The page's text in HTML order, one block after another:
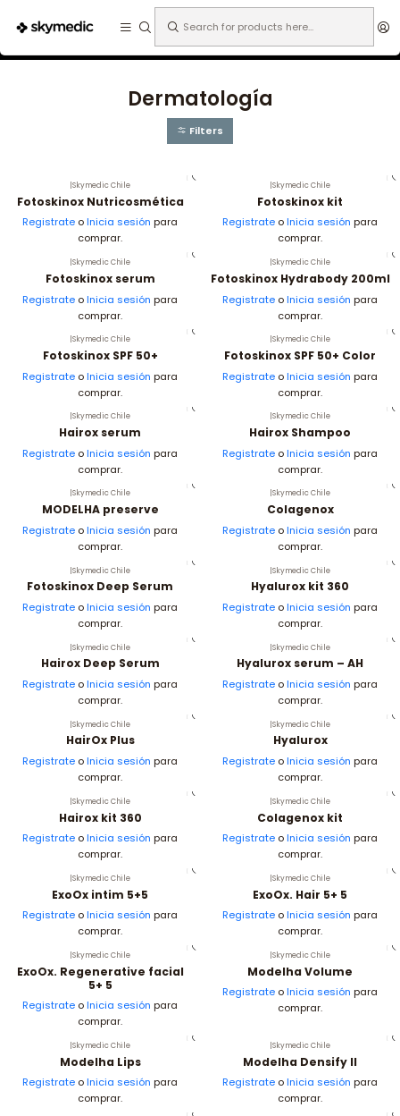
Especialidades Dermatología
Dermatología
Filters
|Skymedic Chile
Fotoskinox Nutricosmética
Registrate o Inicia sesión para
comprar.
|Skymedic Chile
Fotoskinox kit
Registrate o Inicia sesión para
comprar.
|Skymedic Chile
Fotoskinox serum
Registrate o Inicia sesión para
comprar.
|Skymedic Chile
Fotoskinox Hydrabody 200ml
Registrate o Inicia sesión para
comprar.
Skymedic Chile
Fotoskinox SPF 50+
Registrate o Inicia sesión para
comprar.
Skymedic Chile
Fotoskinox SPF 50+ Color
Registrate o Inicia sesión para
comprar.
Skymedic Chile
Hairox serum
Registrate o Inicia sesión para
comprar.
Skymedic Chile
Hairox Shampoo
Registrate o Inicia sesión para
comprar.
Skymedic Chile
MODELHA preserve
Registrate o Inicia sesión para
comprar.
Skymedic Chile
Colagenox
Registrate o Inicia sesión para
comprar.
|Skymedic Chile
Fotoskinox Deep Serum
Registrate o Inicia sesión para
comprar.
|Skymedic Chile
Hyalurox kit 360
Registrate o Inicia sesión para
comprar.
|Skymedic Chile
Hairox Deep Serum
Registrate o Inicia sesión para
comprar.
|Skymedic Chile
Hyalurox serum – AH
Registrate o Inicia sesión para
comprar.
|Skymedic Chile
HairOx Plus
Registrate o Inicia sesión para
comprar.
|Skymedic Chile
Hyalurox
Registrate o Inicia sesión para
comprar.
|Skymedic Chile
Hairox kit 360
Registrate o Inicia sesión para
comprar.
|Skymedic Chile
Colagenox kit
Registrate o Inicia sesión para
comprar.
|Skymedic Chile
ExoOx intim 5+5
Registrate o Inicia sesión para
comprar.
|Skymedic Chile
ExoOx. Hair 5+ 5
Registrate o Inicia sesión para
comprar.
|Skymedic Chile
ExoOx. Regenerative facial
5+ 5
Registrate o Inicia sesión para
comprar.
|Skymedic Chile
Modelha Volume
Registrate o Inicia sesión para
comprar.
|Skymedic Chile
Modelha Lips
Registrate o Inicia sesión para
comprar.
|Skymedic Chile
Modelha Densify II
Registrate o Inicia sesión para
comprar.